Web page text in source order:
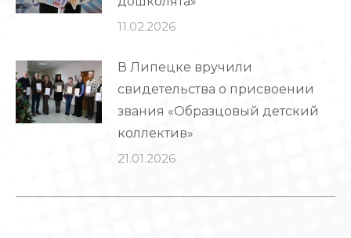
11.02.2026
В Липецке вручили
свидетельства о присвоении
звания «Образцовый детский
коллектив»
21.01.2026